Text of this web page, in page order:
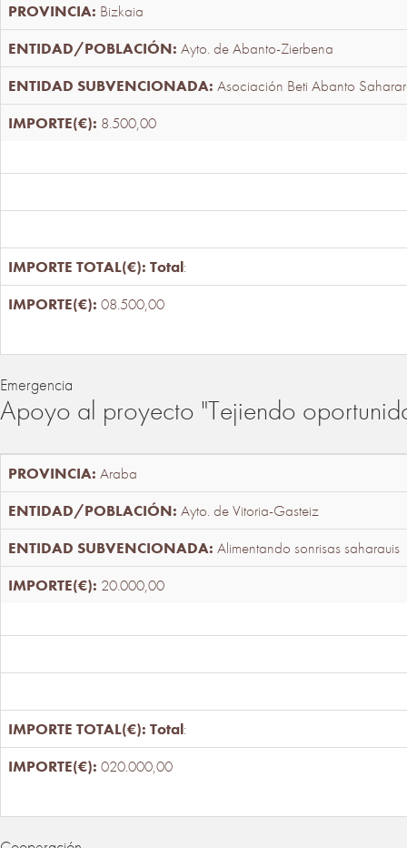
Bizkaia
Ayto. de Abanto-Zierbena
Asociación Beti Abanto
8.500,00
Total:
08.500,00
Emergencia
Apoyo al proyecto "Tejiendo
Araba
Ayto. de Vitoria-Gasteiz
Alimentando sonrisas saharauis
20.000,00
Total:
020.000,00